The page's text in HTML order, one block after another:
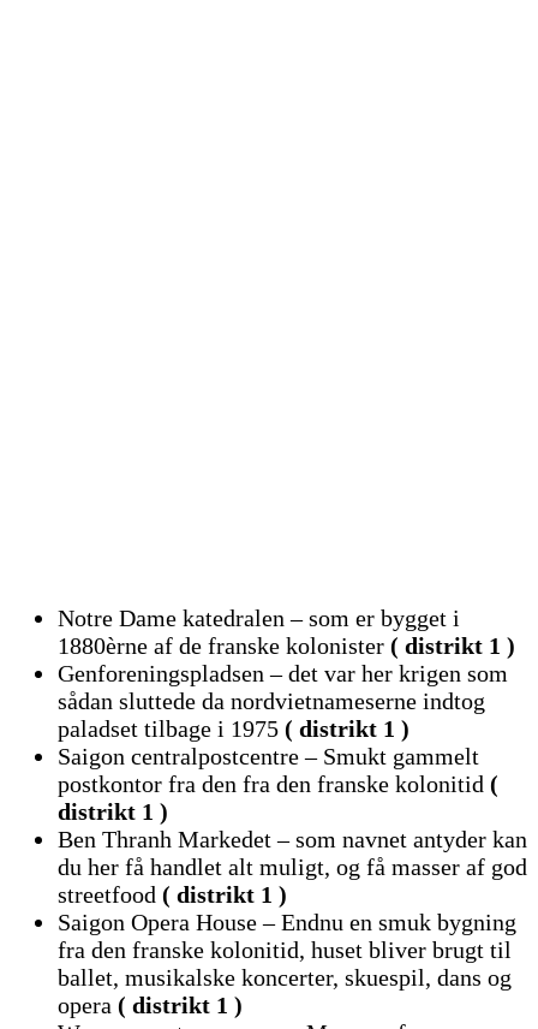
Notre Dame katedralen – som er bygget i
1880èrne af de franske kolonister ( distrikt 1 )
Genforeningspladsen – det var her krigen som
sådan sluttede da nordvietnameserne indtog
paladset tilbage i 1975 ( distrikt 1 )
Saigon centralpostcentre – Smukt gammelt
postkontor fra den fra den franske kolonitid (
distrikt 1 )
Ben Thranh Markedet – som navnet antyder kan
du her få handlet alt muligt, og få masser af god
streetfood ( distrikt 1 )
Saigon Opera House – Endnu en smuk bygning
fra den franske kolonitid, huset bliver brugt til
ballet, musikalske koncerter, skuespil, dans og
opera ( distrikt 1 )